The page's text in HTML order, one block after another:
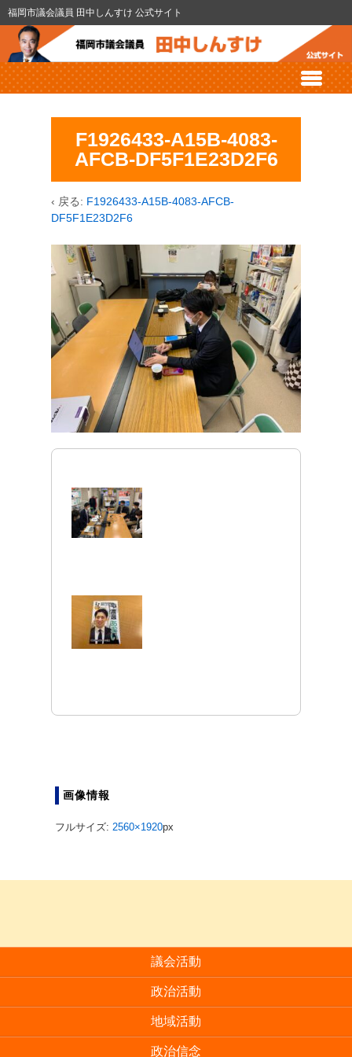
福岡市議会議員 田中しんすけ 公式サイト
F1926433-A15B-4083-
AFCB-DF5F1E23D2F6
‹ 戻る: F1926433-A15B-4083-AFCB-
DF5F1E23D2F6
画像情報
フルサイズ: 2560×1920px
議会活動
政治活動
地域活動
政治信念